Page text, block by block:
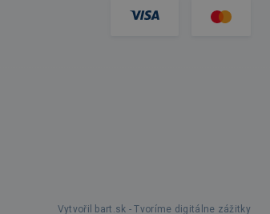
Vytvořil bart.sk - Tvoríme digitálne zážitky